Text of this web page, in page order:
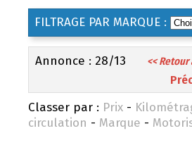
FILTRAGE PAR MARQUE :
Annonce : 28/13 <<
Classer par : Prix -
circulation - Marque -